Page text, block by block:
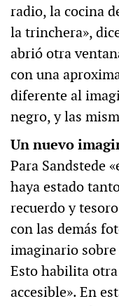
radio, la cocina
la trinchera»,
abrió otra
con una
diferente al
negro, y las
Un nuevo
Para Sandstede
haya estado
recuerdo y
con las demás
imaginario
Esto habilita
accesible». En